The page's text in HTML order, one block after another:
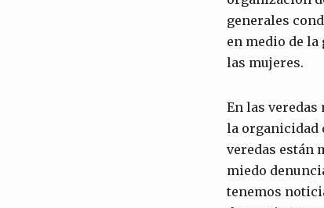
generales
en medio de
las mujeres.
En las
la organicidad
veredas están
miedo
tenemos